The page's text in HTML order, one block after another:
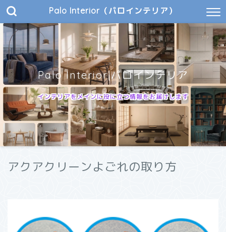
Palo Interior（パロインテリア）
Palo Interior|パロインテリア
インテリアをメインに役に立つ情報をお届けします
アクアクリーンよごれの取り方